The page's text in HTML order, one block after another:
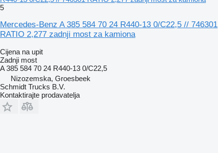
5
Mercedes-Benz A 385 584 70 24 R440-13 0/C22,5 // 746301
RATIO 2,277 zadnji most za kamiona
Cijena na upit
Zadnji most
A 385 584 70 24 R440-13 0/C22,5
Nizozemska, Groesbeek
Schmidt Trucks B.V.
Kontaktirajte prodavatelja